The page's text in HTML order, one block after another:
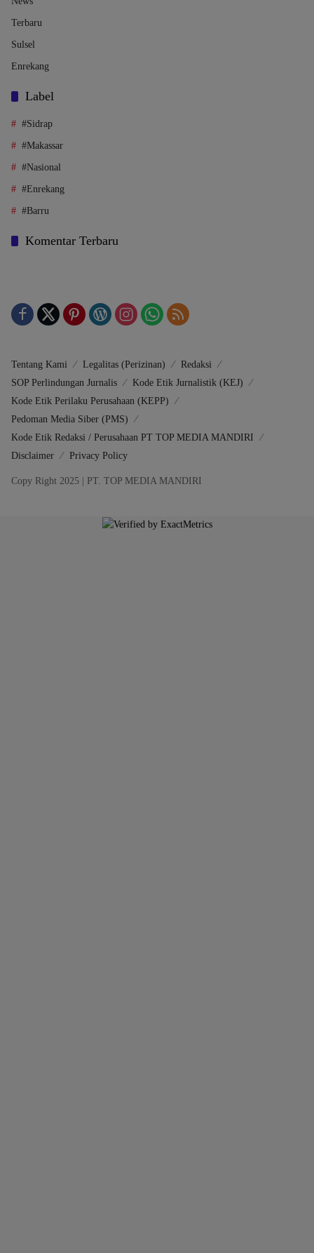
Terbaru
Sulsel
Enrekang
Label
#Sidrap
#Makassar
#Nasional
#Enrekang
#Barru
Komentar Terbaru
Tentang Kami Legalitas (Perizinan)
Redaksi
SOP Perlindungan Jurnalis
Kode Etik Jurnalistik (KEJ)
Kode Etik Perilaku Perusahaan (KEPP)
Pedoman Media Siber (PMS)
Kode Etik Redaksi / Perusahaan PT TOP MEDIA MANDIRI
Disclaimer
Privacy Policy
Copy Right 2025 | PT. TOP MEDIA MANDIRI